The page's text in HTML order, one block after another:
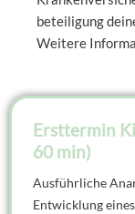
beteiligung
Weitere
Ersttermin
60 min)
Ausführliche
Entwicklung